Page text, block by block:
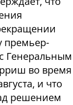
премьер-
Генеральным
во время
и что
решением